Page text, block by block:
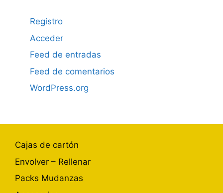
Registro
Acceder
Feed de entradas
Feed de comentarios
WordPress.org
Cajas de cartón
Envolver – Rellenar
Packs Mudanzas